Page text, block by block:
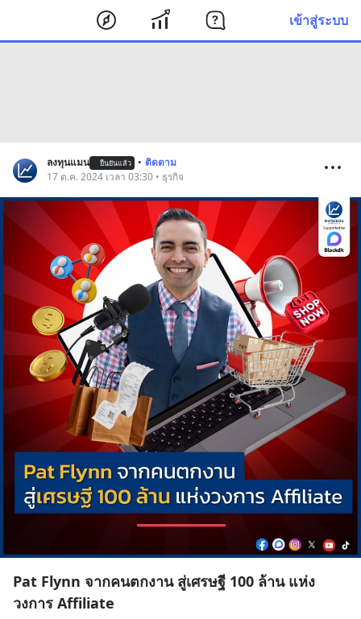
เข้าสู่ระบบ
ลงทุนแมน ยืนยันแล้ว • ติดตาม
17 ต.ค. 2024 เวลา 03:30 • ธุรกิจ
Pat Flynn จากคนตกงาน สู่เศรษฐี 100 ล้าน แห่ง
วงการ Affiliate